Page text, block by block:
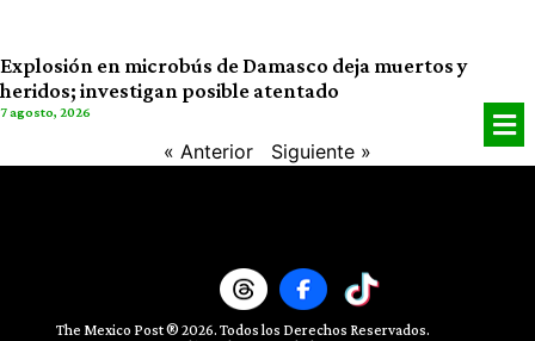
Explosión en microbús de Damasco deja muertos y
heridos; investigan posible atentado
7 agosto, 2026
« Anterior Siguiente »
The Mexico Post ® 2026. Todos los Derechos Reservados.​